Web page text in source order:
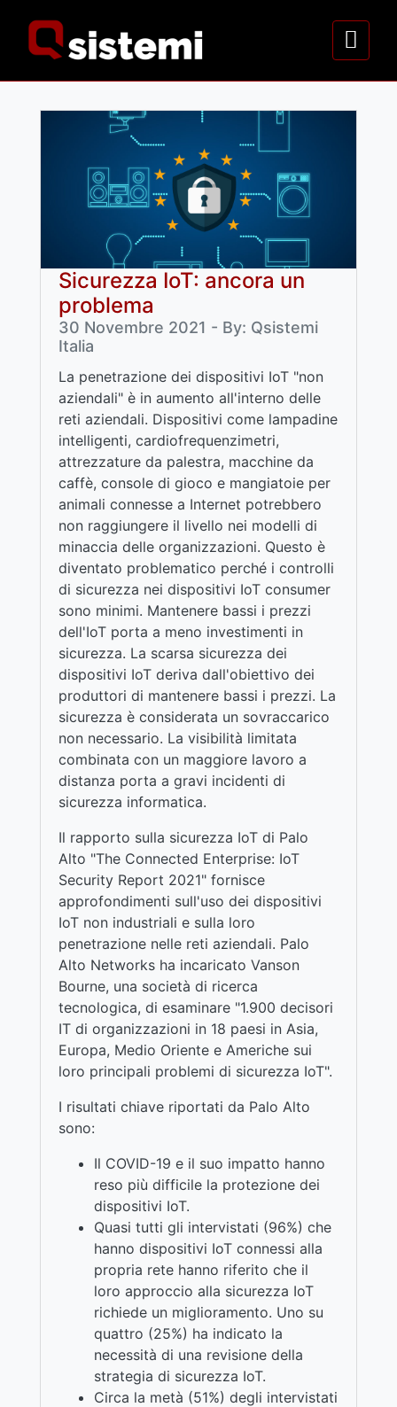
Sicurezza IoT: ancora un
problema
30 Novembre 2021 - By: Qsistemi
Italia
La penetrazione dei dispositivi IoT "non
aziendali" è in aumento all'interno delle
reti aziendali. Dispositivi come lampadine
intelligenti, cardiofrequenzimetri,
attrezzature da palestra, macchine da
caffè, console di gioco e mangiatoie per
animali connesse a Internet potrebbero
non raggiungere il livello nei modelli di
minaccia delle organizzazioni. Questo è
diventato problematico perché i controlli
di sicurezza nei dispositivi IoT consumer
sono minimi. Mantenere bassi i prezzi
dell'IoT porta a meno investimenti in
sicurezza. La scarsa sicurezza dei
dispositivi IoT deriva dall'obiettivo dei
produttori di mantenere bassi i prezzi. La
sicurezza è considerata un sovraccarico
non necessario. La visibilità limitata
combinata con un maggiore lavoro a
distanza porta a gravi incidenti di
sicurezza informatica.
Il rapporto sulla sicurezza IoT di Palo
Alto "The Connected Enterprise: IoT
Security Report 2021" fornisce
approfondimenti sull'uso dei dispositivi
IoT non industriali e sulla loro
penetrazione nelle reti aziendali. Palo
Alto Networks ha incaricato Vanson
Bourne, una società di ricerca
tecnologica, di esaminare "1.900 decisori
IT di organizzazioni in 18 paesi in Asia,
Europa, Medio Oriente e Americhe sui
loro principali problemi di sicurezza IoT".
I risultati chiave riportati da Palo Alto
sono:
Il COVID-19 e il suo impatto hanno
reso più difficile la protezione dei
dispositivi IoT.
Quasi tutti gli intervistati (96%) che
hanno dispositivi IoT connessi alla
propria rete hanno riferito che il
loro approccio alla sicurezza IoT
richiede un miglioramento. Uno su
quattro (25%) ha indicato la
necessità di una revisione della
strategia di sicurezza IoT.
Circa la metà (51%) degli intervistati